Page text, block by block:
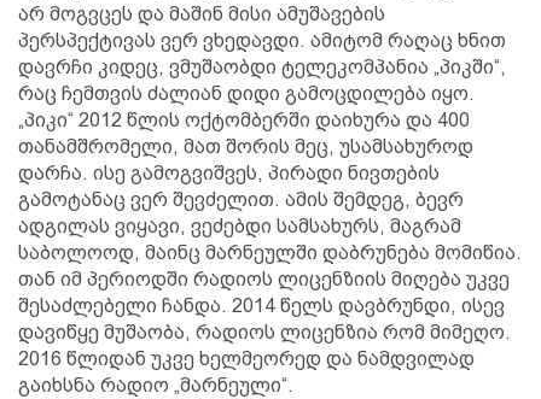
არ მოგვცეს და მაშინ მისი ამუშავების
პერსპექტივას ვერ ვხედავდი. ამიტომ რაღაც ხნით
დავრჩი კიდეც, ვმუშაობდი ტელეკომპანია „პიკში“,
რაც ჩემთვის ძალიან დიდი გამოცდილება იყო.
„პიკი“ 2012 წლის ოქტომბერში დაიხურა და 400
თანამშრომელი, მათ შორის მეც, უსამსახუროდ
დარჩა. ისე გამოგვიშვეს, პირადი ნივთების
გამოტანაც ვერ შევძელით. ამის შემდეგ, ბევრ
ადგილას ვიყავი, ვეძებდი სამსახურს, მაგრამ
საბოლოოდ, მაინც მარნეულში დაბრუნება მომიწია.
თან იმ პერიოდში რადიოს ლიცენზიის მიღება უკვე
შესაძლებელი ჩანდა. 2014 წელს დავბრუნდი, ისევ
დავიწყე მუშაობა, რადიოს ლიცენზია რომ მიმეღო.
2016 წლიდან უკვე ხელმეორედ და ნამდვილად
გაიხსნა რადიო „მარნეული“.